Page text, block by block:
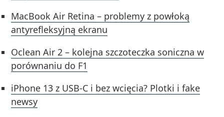
MacBook Air Retina – problemy z powłoką
antyrefleksyjną ekranu
Oclean Air 2 – kolejna szczoteczka soniczna w
porównaniu do F1
iPhone 13 z USB-C i bez wcięcia? Plotki i fake
newsy